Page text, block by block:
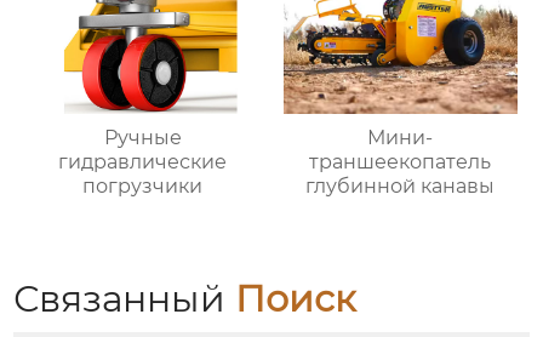
Ручные
гидравлические
погрузчики
Мини-
траншеекопатель
глубинной канавы
Связанный Поиск